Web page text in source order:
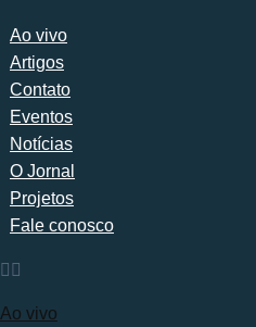
Ao vivo
Artigos
Contato
Eventos
Notícias
O Jornal
Projetos
Fale conosco
Ao vivo